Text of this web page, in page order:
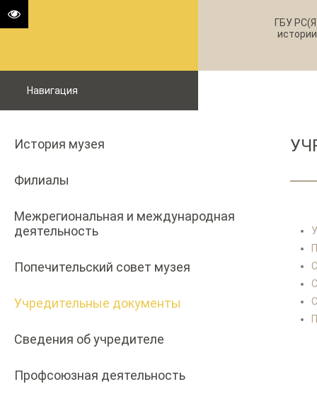
ГБУ
Навигация
История музея
Филиалы
Межрегиональная и международная
деятельность
Попечительский совет музея
Учредительные документы
Сведения об учредителе
Профсоюзная деятельность